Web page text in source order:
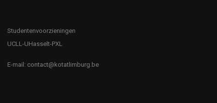
Studentenvoorzieningen
UCLL-UHasselt-PXL
E-mail: contact@kotatlimburg.be